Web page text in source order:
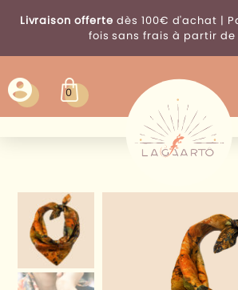
Livraison offerte dès 100€ d'achat |
fois sans frais à partir de
0